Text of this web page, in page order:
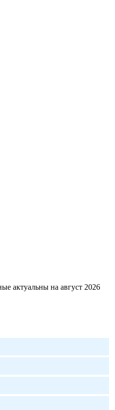
актуальны на август 2026